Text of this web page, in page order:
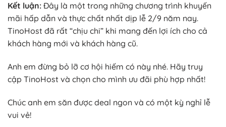
Kết luận: Đây là một trong những chương trình khuyến
mãi hấp dẫn và thực chất nhất dịp lễ 2/9 năm nay.
TinoHost đã rất “chịu chi” khi mang đến lợi ích cho cả
khách hàng mới và khách hàng cũ.
Anh em đừng bỏ lỡ cơ hội hiếm có này nhé. Hãy truy
cập TinoHost và chọn cho mình ưu đãi phù hợp nhất!
Chúc anh em săn được deal ngon và có một kỳ nghỉ lễ
vui vẻ!